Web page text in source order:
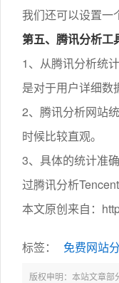
我们还可以设置一
第五、腾讯分析工
1、从腾讯分析统
是对于用户详细数
2、腾讯分析网站
时候比较直观。
3、具体的统计准
过腾讯分析
本文原创来自：
标签： 免费网站
版权申明：本站文章